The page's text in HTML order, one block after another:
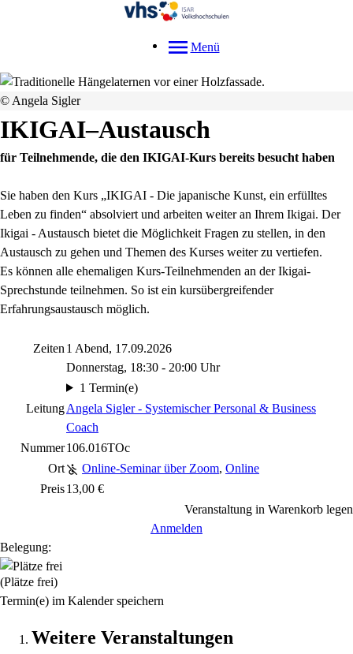
Menü
© Angela Sigler
IKIGAI–Austausch
für Teilnehmende, die den IKIGAI-Kurs bereits besucht haben
Sie haben den Kurs „IKIGAI - Die japanische Kunst, ein erfülltes
Leben zu finden“ absolviert und arbeiten weiter an Ihrem Ikigai. Der
Ikigai - Austausch bietet die Möglichkeit Fragen zu stellen, in den
Austausch zu gehen und Themen des Kurses weiter zu vertiefen.
Es können alle ehemaligen Kurs-Teilnehmenden an der Ikigai-
Sprechstunde teilnehmen. So ist ein kursübergreifender
Erfahrungsaustausch möglich.
Zeiten 1 Abend, 17.09.2026
Donnerstag, 18:30 - 20:00 Uhr
1 Termin(e)
LeitungAngela Sigler - Systemischer Personal & Business
Coach
Nummer106.016TOc
Ort
Online-Seminar über Zoom, Online
Preis13,00 €
Veranstaltung in Warenkorb legen
Anmelden
Belegung:
(Plätze frei)
Termin(e) im Kalender speichern
Weitere Veranstaltungen